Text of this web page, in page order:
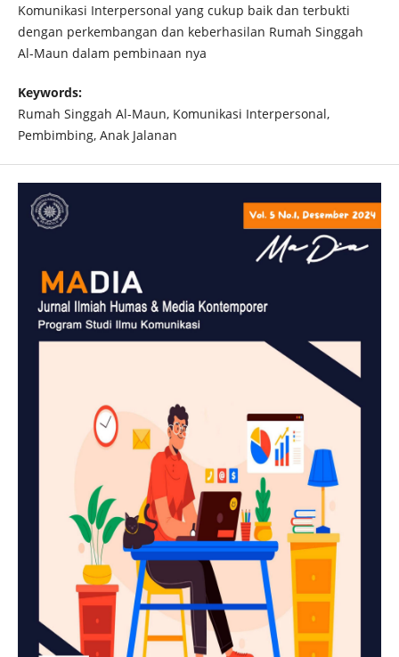
Komunikasi Interpersonal yang cukup baik dan terbukti
dengan perkembangan dan keberhasilan Rumah Singgah
Al-Maun dalam pembinaan nya
Keywords:
Rumah Singgah Al-Maun, Komunikasi Interpersonal,
Pembimbing, Anak Jalanan